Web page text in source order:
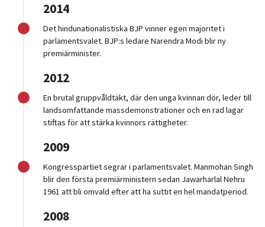
2014
Det hindunationalistiska BJP vinner egen majoritet i
parlamentsvalet. BJP:s ledare Narendra Modi blir ny
premiärminister.
2012
En brutal gruppvåldtäkt, där den unga kvinnan dör, leder till
landsomfattande massdemonstrationer och en rad lagar
stiftas för att stärka kvinnors rättigheter.
2009
Kongresspartiet segrar i parlamentsvalet. Manmohan Singh
blir den första premiärministern sedan Jawarharlal Nehru
1961 att bli omvald efter att ha suttit en hel mandatperiod.
2008